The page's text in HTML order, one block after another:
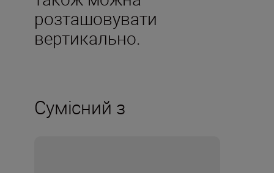
розташовувати
вертикально.
Сумісний з